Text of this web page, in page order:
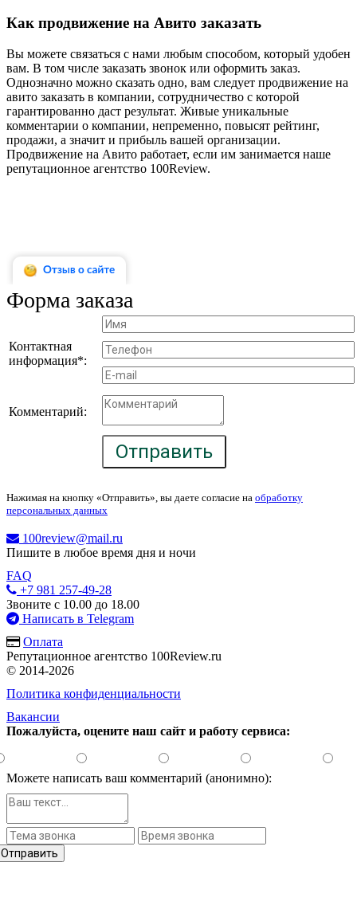
Как продвижение на Авито заказать
Вы можете связаться с нами любым способом, который удобен
вам. В том числе заказать звонок или оформить заказ.
Однозначно можно сказать одно, вам следует продвижение на
авито заказать в компании, сотрудничество с которой
гарантированно даст результат. Живые уникальные
комментарии о компании, непременно, повысят рейтинг,
продажи, а значит и прибыль вашей организации.
Продвижение на Авито работает, если им занимается наше
репутационное агентство 100Review.
Форма заказа
Контактная
информация*:
Комментарий:
Отправить
Нажимая на кнопку «Отправить», вы даете согласие на обработку
персональных данных
100review@mail.ru
Пишите в любое время дня и ночи
FAQ
+7 981 257-49-28
Звоните с 10.00 до 18.00
Написать в Telegram
Оплата
Репутационное агентство 100Review.ru
© 2014-2026
Политика конфиденциальности
Вакансии
Пожалуйста, оцените наш сайт и работу сервиса:
Можете написать ваш комментарий (анонимно):
Отправить